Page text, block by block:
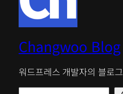
Changwoo Blog
워드프레스 개발자의 블로그